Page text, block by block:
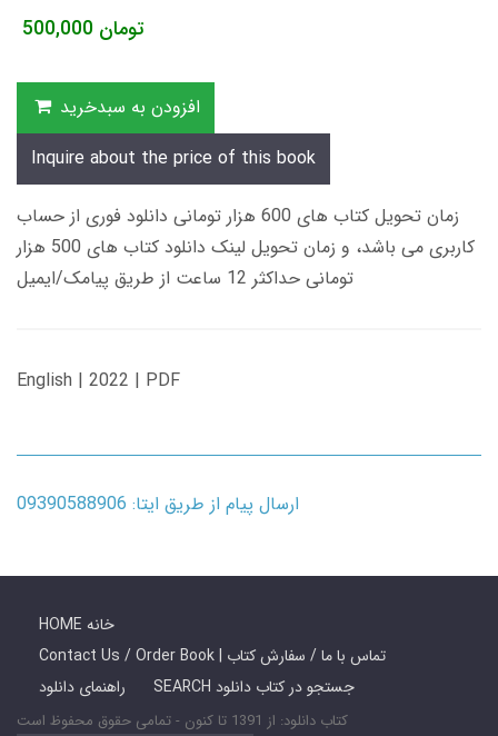
500,000 تومان
افزودن به سبدخرید
Inquire about the price of this book
زمان تحویل کتاب های 600 هزار تومانی دانلود فوری از حساب
کاربری می باشد، و زمان تحویل لینک دانلود کتاب های 500 هزار
تومانی حداکثر 12 ساعت از طریق پیامک/ایمیل
English | 2022 | PDF
ارسال پیام از طریق ایتا: 09390588906
HOME خانه
Contact Us / Order Book | تماس با ما / سفارش کتاب
راهنمای دانلود
SEARCH جستجو در کتاب دانلود
کتاب دانلود: از 1391 تا کنون - تمامی حقوق محفوظ است